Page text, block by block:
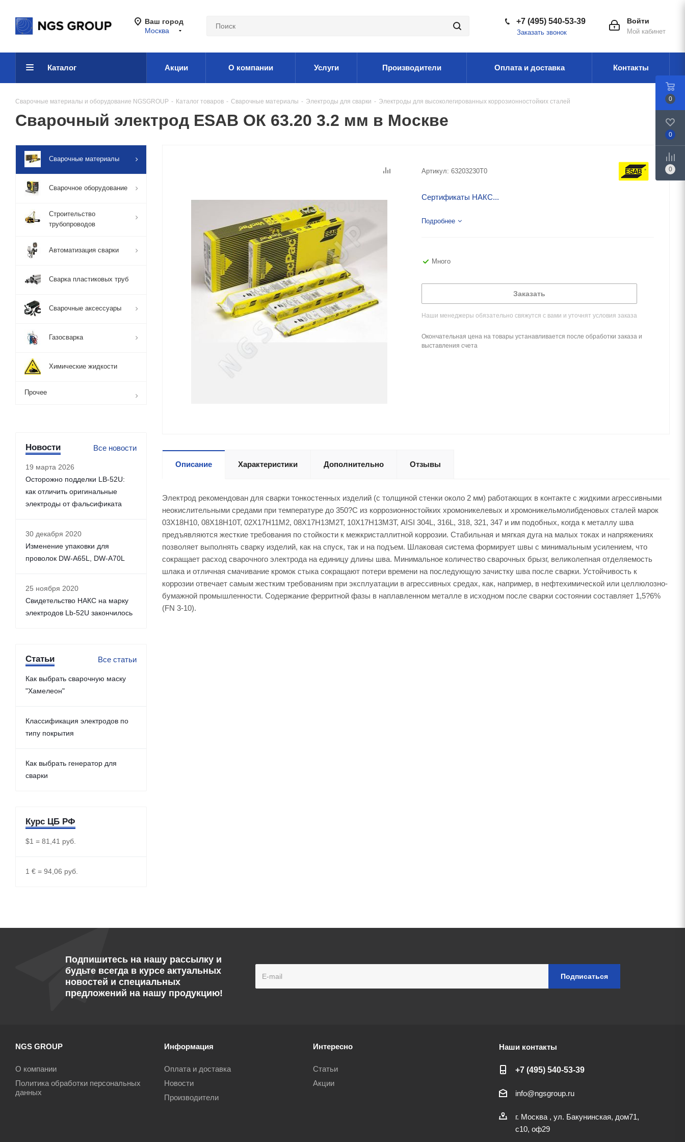
Ваш город
Москва
Войти
Мой кабинет
+7 (495) 540-53-39
Заказать звонок
Каталог Акции О компании Услуги Производители Оплата и доставка Контакты
Сварочные материалы и оборудование NGSGROUP - Каталог товаров - Сварочные материалы - Электроды для сварки - Электроды для высоколегированных коррозионностойких сталей
Сварочный электрод ESAB ОК 63.20 3.2 мм в Москве
Артикул: 63203230T0
Сертификаты НАКС...
Подробнее
Много
Заказать
Наши менеджеры обязательно свяжутся с вами и уточнят условия заказа
Окончательная цена на товары устанавливается после обработки заказа и
выставления счета
Описание Характеристики Дополнительно Отзывы
Электрод рекомендован для сварки тонкостенных изделий (с толщиной стенки около 2 мм) работающих в контакте с жидкими агрессивными
неокислительными средами при температуре до 350?С из коррозионностойких хромоникелевых и хромоникельмолибденовых сталей марок
03Х18Н10, 08Х18Н10Т, 02Х17Н11М2, 08Х17Н13М2Т, 10Х17Н13М3Т, AISI 304L, 316L, 318, 321, 347 и им подобных, когда к металлу шва
предъявляются жесткие требования по стойкости к межкристаллитной коррозии. Стабильная и мягкая дуга на малых токах и напряжениях
позволяет выполнять сварку изделий, как на спуск, так и на подъем. Шлаковая система формирует швы с минимальным усилением, что
сокращает расход сварочного электрода на единицу длины шва. Минимальное количество сварочных брызг, великолепная отделяемость
шлака и отличная смачивание кромок стыка сокращают потери времени на последующую зачистку шва после сварки. Устойчивость к
коррозии отвечает самым жестким требованиям при эксплуатации в агрессивных средах, как, например, в нефтехимической или целлюлозно-
бумажной промышленности. Содержание ферритной фазы в наплавленном металле в исходном после сварки состоянии составляет 1,5?6%
(FN 3-10).
Сварочные материалы
Сварочное оборудование
Строительство
трубопроводов
Автоматизация сварки
Сварка пластиковых труб
Сварочные аксессуары
Газосварка
Химические жидкости
Прочее
Новости Все новости
19 марта 2026
Осторожно подделки LB-52U:
как отличить оригинальные
электроды от фальсификата
30 декабря 2020
Изменение упаковки для
проволок DW-A65L, DW-A70L
25 ноября 2020
Свидетельство НАКС на марку
электродов Lb-52U закончилось
Статьи Все статьи
Как выбрать сварочную маску
"Хамелеон"
Классификация электродов по
типу покрытия
Как выбрать генератор для
сварки
Курс ЦБ РФ
$1 = 81,41 руб.
1 € = 94,06 руб.
Подпишитесь на нашу рассылку и
будьте всегда в курсе актуальных
новостей и специальных
предложений на нашу продукцию!
NGS GROUP
О компании
Политика обработки персональных
данных
Информация
Оплата и доставка
Новости
Производители
Интересно
Статьи
Акции
Наши контакты
+7 (495) 540-53-39
info@ngsgroup.ru
г. Москва , ул. Бакунинская, дом71,
с10, оф29
0
0
0